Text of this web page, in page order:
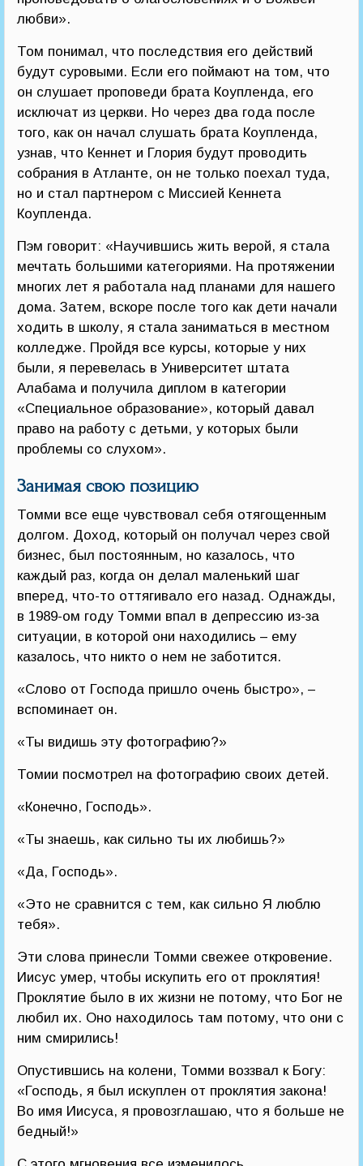
любви».
Том понимал, что последствия его действий
будут суровыми. Если его поймают на том, что
он слушает проповеди брата Коупленда, его
исключат из церкви. Но через два года после
того, как он начал слушать брата Коупленда,
узнав, что Кеннет и Глория будут проводить
собрания в Атланте, он не только поехал туда,
но и стал партнером с Миссией Кеннета
Коупленда.
Пэм говорит: «Научившись жить верой, я стала
мечтать большими категориями. На протяжении
многих лет я работала над планами для нашего
дома. Затем, вскоре после того как дети начали
ходить в школу, я стала заниматься в местном
колледже. Пройдя все курсы, которые у них
были, я перевелась в Университет штата
Алабама и получила диплом в категории
«Специальное образование», который давал
право на работу с детьми, у которых были
проблемы со слухом».
Занимая свою позицию
Томми все еще чувствовал себя отягощенным
долгом. Доход, который он получал через свой
бизнес, был постоянным, но казалось, что
каждый раз, когда он делал маленький шаг
вперед, что-то оттягивало его назад. Однажды,
в 1989-ом году Томми впал в депрессию из-за
ситуации, в которой они находились – ему
казалось, что никто о нем не заботится.
«Слово от Господа пришло очень быстро», –
вспоминает он.
«Ты видишь эту фотографию?»
Томии посмотрел на фотографию своих детей.
«Конечно, Господь».
«Ты знаешь, как сильно ты их любишь?»
«Да, Господь».
«Это не сравнится с тем, как сильно Я люблю
тебя».
Эти слова принесли Томми свежее откровение.
Иисус умер, чтобы искупить его от проклятия!
Проклятие было в их жизни не потому, что Бог не
любил их. Оно находилось там потому, что они с
ним смирились!
Опустившись на колени, Томми воззвал к Богу:
«Господь, я был искуплен от проклятия закона!
Во имя Иисуса, я провозглашаю, что я больше не
бедный!»